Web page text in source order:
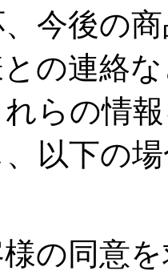
今後の
の連絡
れらの情
以下の
様の同意